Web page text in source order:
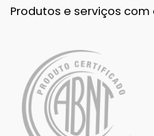
Produtos e serviços